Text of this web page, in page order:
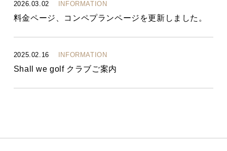
2026.03.02 INFORMATION
料金ページ、コンペプランページを更新しました。
2025.02.16 INFORMATION
Shall we golf クラブご案内